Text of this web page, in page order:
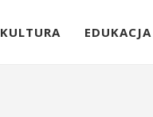
KULTURA EDUKACJA